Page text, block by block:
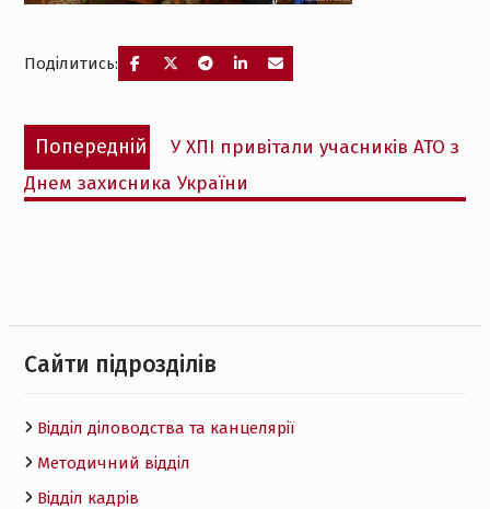
Поділитись:
Навігація
записів
Попередній
Попередній
запис:
У ХПІ привітали учасників АТО з
Днем захисника України
Cайти підрозділів
Відділ діловодства та канцелярії
Методичний відділ
Відділ кадрів